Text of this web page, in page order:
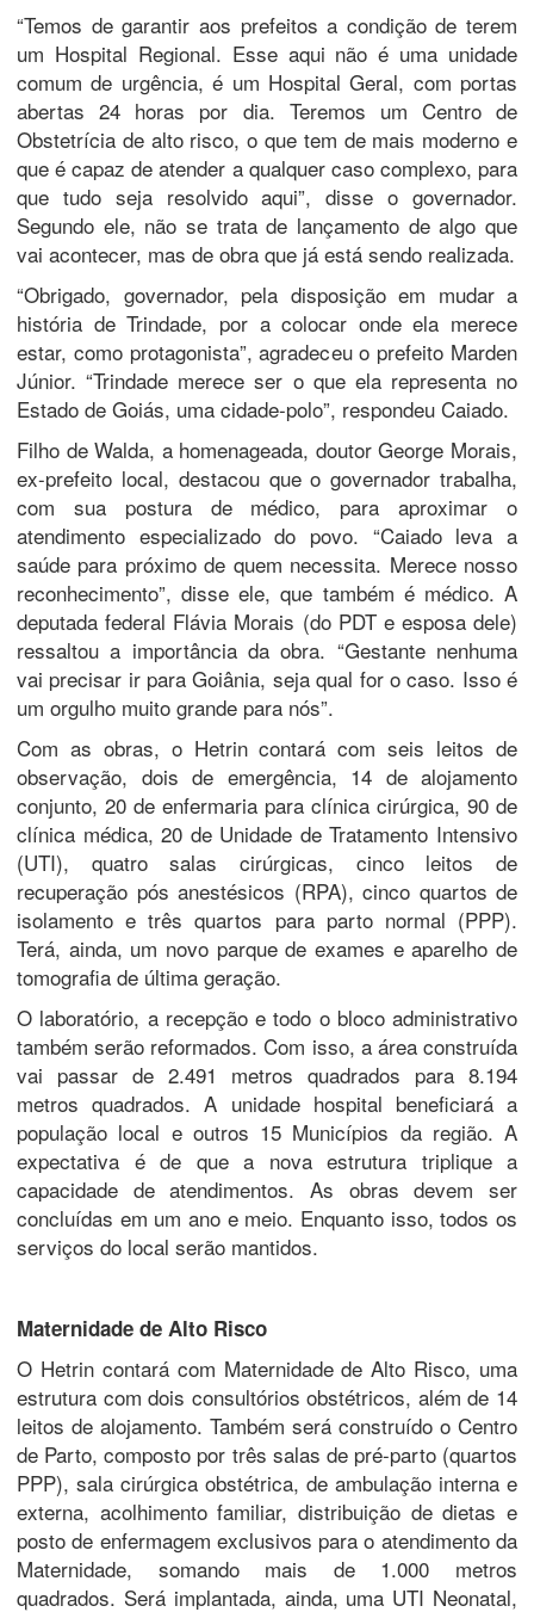
“Temos de garantir aos prefeitos a condição de terem
um Hospital Regional. Esse aqui não é uma unidade
comum de urgência, é um Hospital Geral, com portas
abertas 24 horas por dia. Teremos um Centro de
Obstetrícia de alto risco, o que tem de mais moderno e
que é capaz de atender a qualquer caso complexo, para
que tudo seja resolvido aqui”, disse o governador.
Segundo ele, não se trata de lançamento de algo que
vai acontecer, mas de obra que já está sendo realizada.
“Obrigado, governador, pela disposição em mudar a
história de Trindade, por a colocar onde ela merece
estar, como protagonista”, agradeceu o prefeito Marden
Júnior. “Trindade merece ser o que ela representa no
Estado de Goiás, uma cidade-polo”, respondeu Caiado.
Filho de Walda, a homenageada, doutor George Morais,
ex-prefeito local, destacou que o governador trabalha,
com sua postura de médico, para aproximar o
atendimento especializado do povo. “Caiado leva a
saúde para próximo de quem necessita. Merece nosso
reconhecimento”, disse ele, que também é médico. A
deputada federal Flávia Morais (do PDT e esposa dele)
ressaltou a importância da obra. “Gestante nenhuma
vai precisar ir para Goiânia, seja qual for o caso. Isso é
um orgulho muito grande para nós”.
Com as obras, o Hetrin contará com seis leitos de
observação, dois de emergência, 14 de alojamento
conjunto, 20 de enfermaria para clínica cirúrgica, 90 de
clínica médica, 20 de Unidade de Tratamento Intensivo
(UTI), quatro salas cirúrgicas, cinco leitos de
recuperação pós anestésicos (RPA), cinco quartos de
isolamento e três quartos para parto normal (PPP).
Terá, ainda, um novo parque de exames e aparelho de
tomografia de última geração.
O laboratório, a recepção e todo o bloco administrativo
também serão reformados. Com isso, a área construída
vai passar de 2.491 metros quadrados para 8.194
metros quadrados. A unidade hospital beneficiará a
população local e outros 15 Municípios da região. A
expectativa é de que a nova estrutura triplique a
capacidade de atendimentos. As obras devem ser
concluídas em um ano e meio. Enquanto isso, todos os
serviços do local serão mantidos.
Maternidade de Alto Risco
O Hetrin contará com Maternidade de Alto Risco, uma
estrutura com dois consultórios obstétricos, além de 14
leitos de alojamento. Também será construído o Centro
de Parto, composto por três salas de pré-parto (quartos
PPP), sala cirúrgica obstétrica, de ambulação interna e
externa, acolhimento familiar, distribuição de dietas e
posto de enfermagem exclusivos para o atendimento da
Maternidade, somando mais de 1.000 metros
quadrados. Será implantada, ainda, uma UTI Neonatal,